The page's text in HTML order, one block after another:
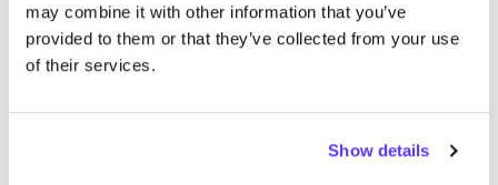
may combine it with other information that you’ve
provided to them or that they’ve collected from your use
of their services.
Show details
stijlvols.
Om een mini­ma­lis­ti­sche gar­de­ro­be af te maken,
zijntijd­lo­ze hand­tas­sen
duur­za­me­re mate­ri­a­len met oog voor cir­cu­lai­re